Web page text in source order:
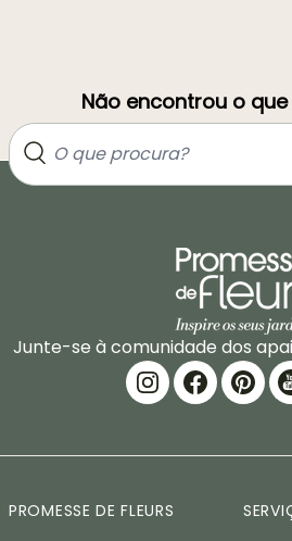
Não encontrou o
Junte-se à comunidade dos
PROMESSE DE FLEURS